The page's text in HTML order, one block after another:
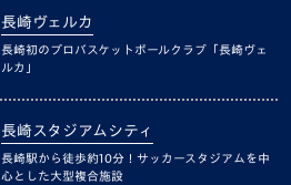
長崎ヴェルカ
長崎初のプロバスケットボールクラブ「長崎ヴェ
ルカ」
長崎スタジアムシティ
長崎駅から徒歩約10分！サッカースタジアムを中
心とした大型複合施設